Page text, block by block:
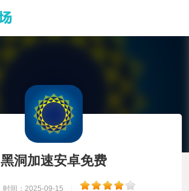
黑洞加速安卓免费
时间：2025-09-15